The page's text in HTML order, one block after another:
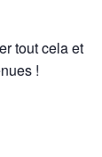
tout cela et
!